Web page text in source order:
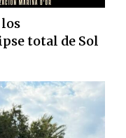
total de Sol